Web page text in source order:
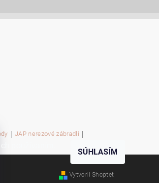
JAP nerezové zábradlí
Vytvoril Shoptet
používaním.
SÚHLASÍM